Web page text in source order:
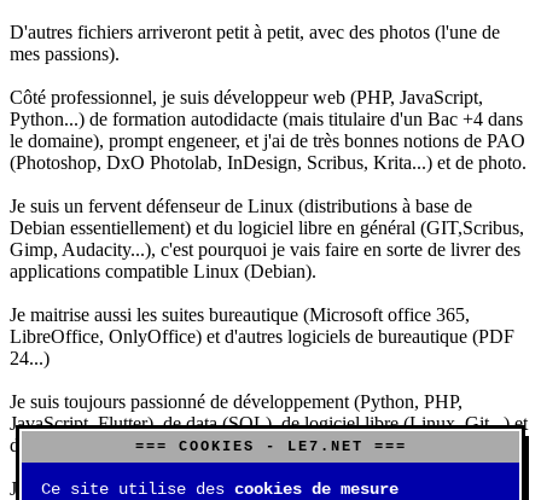
D'autres fichiers arriveront petit à petit, avec des photos (l'une de
mes passions).
Côté professionnel, je suis développeur web (PHP, JavaScript,
Python...) de formation autodidacte (mais titulaire d'un Bac +4 dans
le domaine), prompt engeneer, et j'ai de très bonnes notions de PAO
(Photoshop, DxO Photolab, InDesign, Scribus, Krita...) et de photo.
Je suis un fervent défenseur de Linux (distributions à base de
Debian essentiellement) et du logiciel libre en général (GIT,Scribus,
Gimp, Audacity...), c'est pourquoi je vais faire en sorte de livrer des
applications compatible Linux (Debian).
Je maitrise aussi les suites bureautique (Microsoft office 365,
LibreOffice, OnlyOffice) et d'autres logiciels de bureautique (PDF
24...)
Je suis toujours passionné de développement (Python, PHP,
JavaScript, Flutter), de data (SQL), de logiciel libre (Linux, Git...) et
d'IA (principalement Claude et DeepSeek).
J'aime jouer, surtout aux jeux de sociétés (Risk, Uno, Scrabble...),
=== COOKIES - LE7.NET ===
Ce site utilise des cookies de mesure